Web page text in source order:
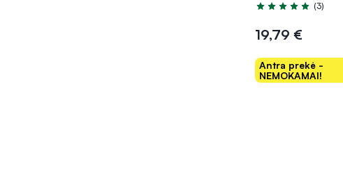
Įvertinimas 5.0 iš 5
(3)
19,79 €
Antra prekė -
NEMOKAMAI!
Į krepšelį